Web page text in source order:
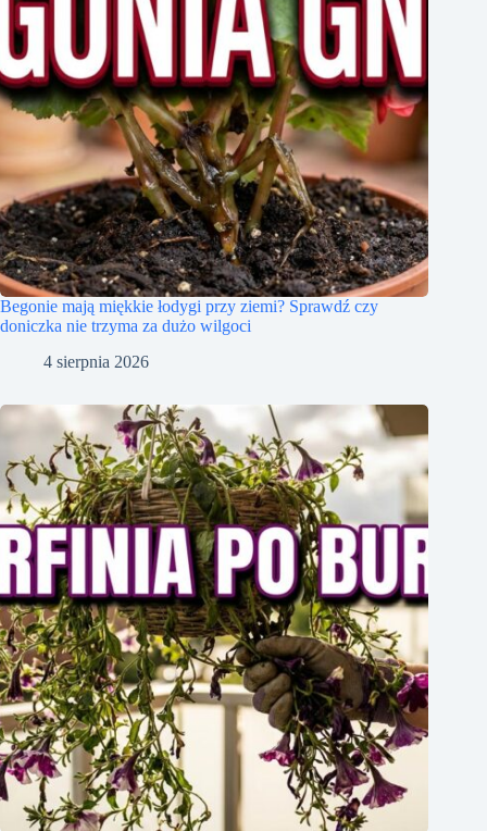
Begonie mają miękkie łodygi przy ziemi? Sprawdź czy
doniczka nie trzyma za dużo wilgoci
4 sierpnia 2026